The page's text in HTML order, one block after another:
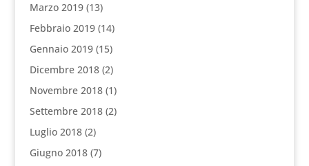
Marzo 2019(13)
Febbraio 2019(14)
Gennaio 2019(15)
Dicembre 2018(2)
Novembre 2018(1)
Settembre 2018(2)
Luglio 2018(2)
Giugno 2018(7)